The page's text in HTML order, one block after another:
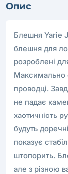
Опис
Блешня Yarie
блешня для
розроблені
Максимально
проводці.
не падає
хаотичність
будуть
показує
штопорить.
але з різною